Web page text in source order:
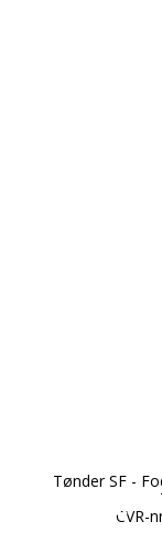
Tønder SF -
CVR-
*